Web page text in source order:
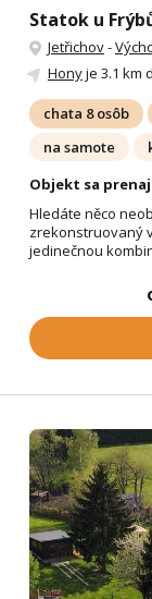
Statok u
Jetřichov-
Honyje 3.1 km
chata 8 osôb
na samote
Objekt sa
Hledáte něco
zrekonstruovaný
jedinečnou